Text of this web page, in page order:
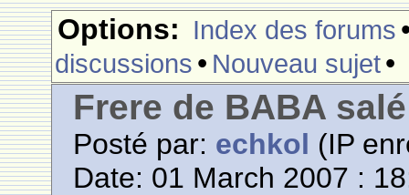
Options: Index des forums
discussions • Nouveau sujet•
Frere de BABA salé
Posté par: echkol (IP
Date: 01 March 2007 :